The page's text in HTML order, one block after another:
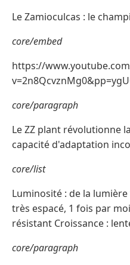
Le Zamioculcas : le
core/embed
https://
core/paragraph
Le ZZ plant révolutionne
capacité d'adaptation
core/list
Luminosité : de la
très espacé, 1 fois par
résistant Croissance :
core/paragraph